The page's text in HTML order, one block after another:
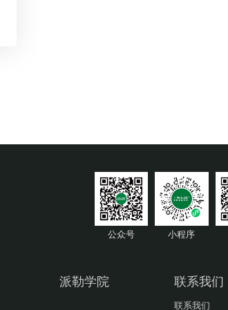
公众号 小程序
派勒学院 联系我们
联系我们